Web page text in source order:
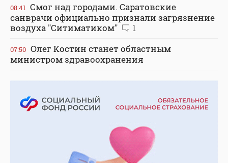
08:41 Смог над городами. Саратовские
санврачи официально признали загрязнение
воздуха "Ситиматиком"
1
07:50 Олег Костин станет областным
министром здравоохранения